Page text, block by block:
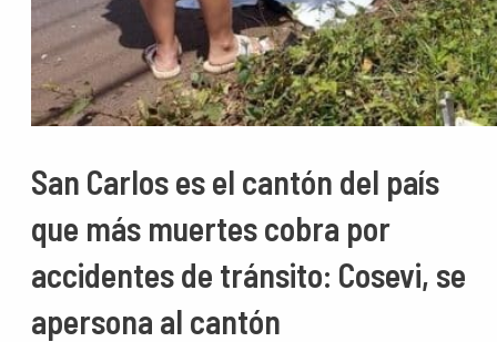
San Carlos es el cantón del país
que más muertes cobra por
accidentes de tránsito: Cosevi, se
apersona al cantón